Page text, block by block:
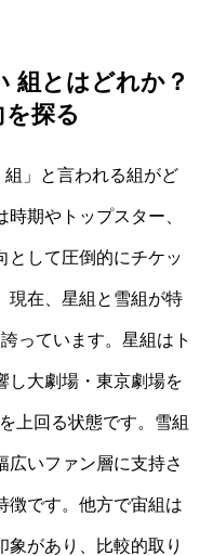
組とはどれか？
を探る
組」と言われる組がど
期やトップスター、
として圧倒的にチケッ
現在、星組と雪組が特
っています。星組はト
し大劇場・東京劇場を
上回る状態です。雪組
広いファン層に支持さ
徴です。他方で宙組は
象があり、比較的取り